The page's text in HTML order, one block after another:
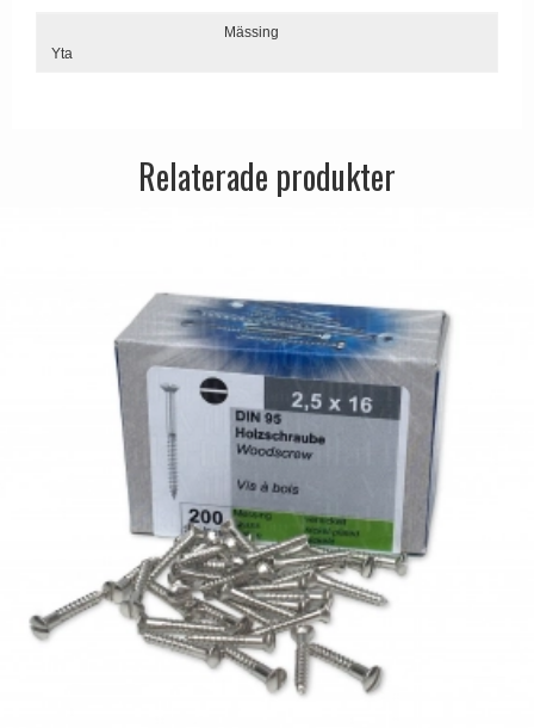
Yta
Mässing
Relaterade produkter